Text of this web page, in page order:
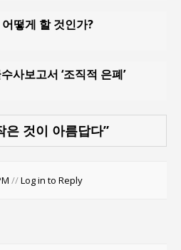
어떻게 할 것인가?
사보고서 ‘조직적 은폐’
것이 아름답다”
//Log in to Reply